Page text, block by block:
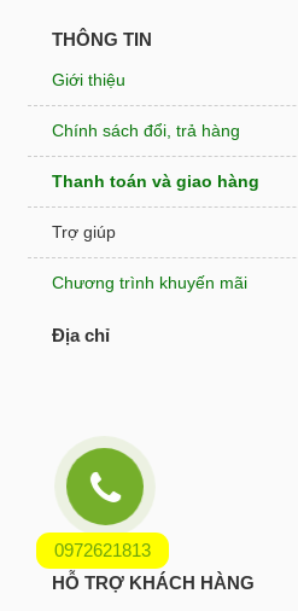
0972621813
THÔNG TIN
Giới thiệu
Chính sách đổi, trả hàng
Thanh toán và giao hàng
Trợ giúp
Chương trình khuyến mãi
Địa chỉ
HỖ TRỢ KHÁCH HÀNG